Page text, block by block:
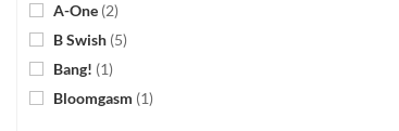
A-One (2)
B Swish (5)
Bang! (1)
Bloomgasm (1)